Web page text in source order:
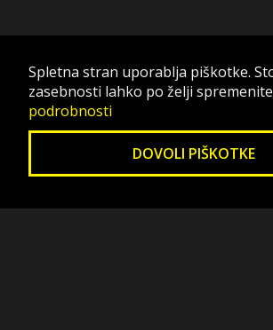
Spletna stran uporablja piškotke.
zasebnosti lahko po želji
podrobnosti
DOVOLI PIŠKOTKE